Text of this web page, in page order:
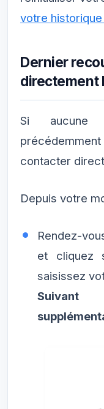
votre
Dernier
directement
Si aucune
contacter
Depuis votre
Rendez-
et cliquez
saisissez